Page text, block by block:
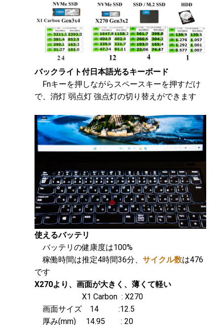
バックライト付日本語光るキーボード
Fnキーを押しながらスペースキーを押すだけ
で、消灯 弱点灯 強点灯の切り替えができます
使えるバッテリ
バッテリの健康度は100%
稼働時間は推定4時間36分、 サイクル数は476
です
X270より、画面が大きく、薄くて軽い
X1 Carbon : X270
画面サイズ 14 :12.5
厚み(mm) 14.95 : 20